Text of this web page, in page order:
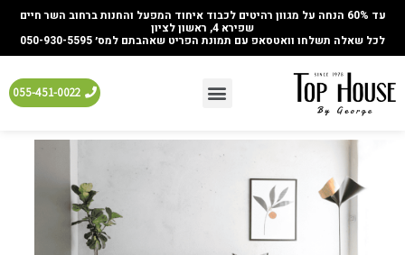
עד 60% הנחה על מגוון רהיטים לכבוד איחוד המפעל והחנות ברחוב השר חיים
שפירא 4, ראשון לציון
לכל שאלה תשלחו וואטסאפ עם תמונת הפריט שאהבתם למס׳ 050-930-5595
055-451-0022